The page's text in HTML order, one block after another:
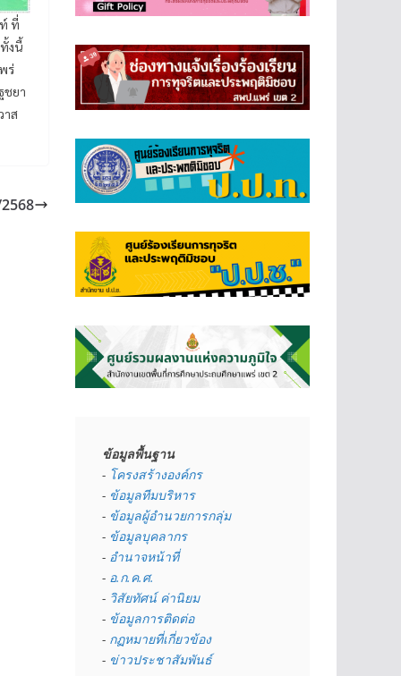
ที่
งนี้
ร่
ชยา
าส
ข้อมูลพื้นฐาน
- โครงสร้างองค์กร
- ข้อมูลทีมบริหาร
- ข้อมูลผู้อำนวยการกลุ่ม
- ข้อมูลบุคลากร
- อำนาจหน้าที่
- อ.ก.ค.ศ.
- วิสัยทัศน์ ค่านิยม
- ข้อมูลการติดต่อ
- กฏหมายที่เกี่ยวข้อง
- ข่าวประชาสัมพันธ์